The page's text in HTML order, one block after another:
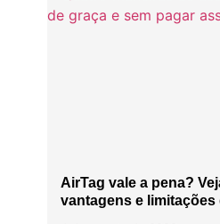
AirTag vale a pena?
vantagens e